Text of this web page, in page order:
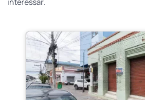
Anterior